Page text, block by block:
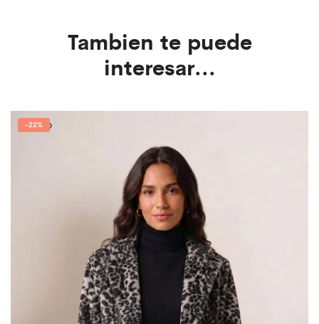
Tambien te puede
interesar...
-22%